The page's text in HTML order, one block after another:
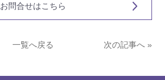
お問合せはこちら
一覧へ戻る 次の記事へ »